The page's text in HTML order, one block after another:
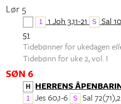
Lør 5
1 1 Joh 3,11-21 S Sal
51
Tidebønner for ukedagen
Tidebønn for uke 2, vol. I
SØN 6
H HERRENS
1 Jes 60,1-6 S Sal